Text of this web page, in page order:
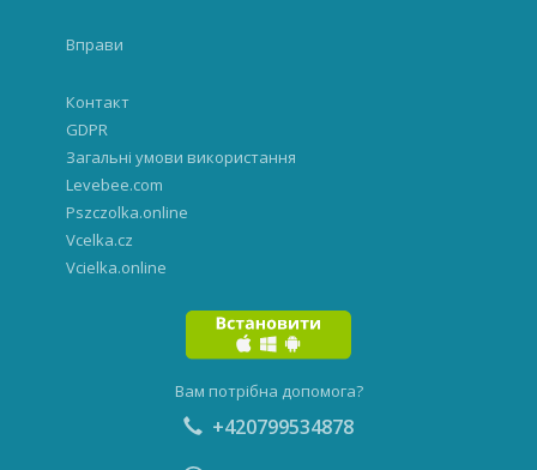
Вправи
Контакт
GDPR
Загальні умови використання
Levebee.com
Pszczolka.online
Vcelka.cz
Vcielka.online
Вам потрібна допомога?
+420799534878